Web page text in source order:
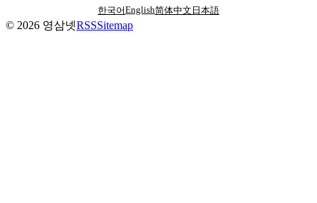
한국어English简体中文 日本語
© 2026 영삼넷RSSSitemap